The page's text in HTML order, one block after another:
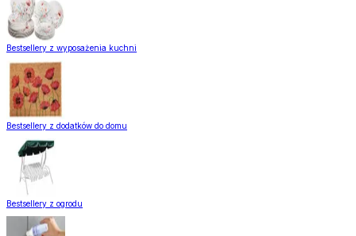
Bestsellery z wyposażenia kuchni
Bestsellery z dodatków do domu
Bestsellery z ogrodu